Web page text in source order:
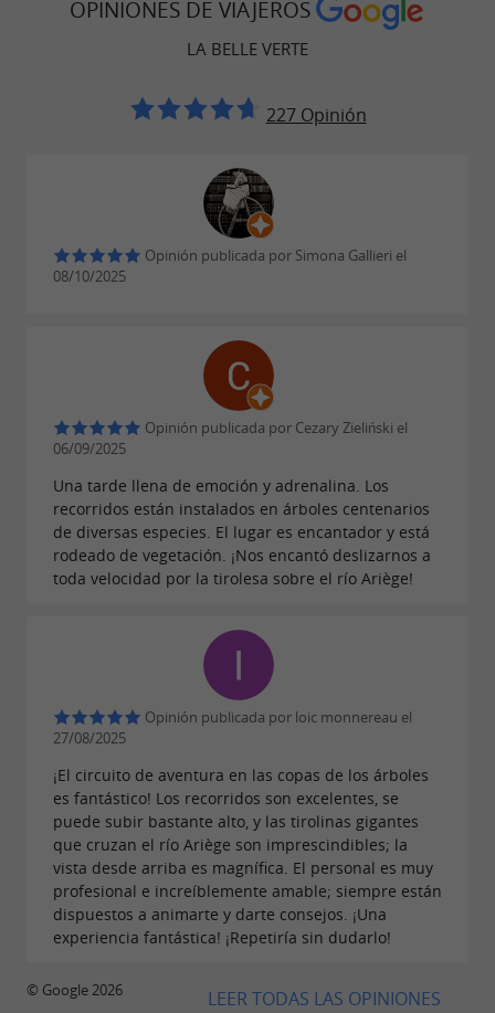
aventurarse con las ardillas.
En un parque con árboles centenarios, entre
magníficos árboles (secuoyas, pinos españoles,
plátanos gigantes… con vistas a los arroyos), el
verdes, azules, rojos y negros.
Las tirolinas gigantes de 100 metros te llevan
hasta lo alto del río. Camina de regreso a través
de un paisaje tropical hasta los talleres que se
encuentran junto a la cascada, en medio de una
exuberante vegetación.
19 € para mayores de 14 años / 16 € para
Paso elevado sobre el río
¡Sube a la plataforma más alta y lánzate a la
sobre el río a más de 30 metros de altura. Una
experiencia imperdible para los amantes de la
adrenalina.
Precios:22 € para mayores de 14 años / 19 € para
menores de 13 años.
OPINIONES DE VIAJEROS
LA BELLE VERTE
227 Opinión
Opinión publicada por Simona Gallieri el
08/10/2025
Opinión publicada por Cezary Zieliński el
06/09/2025
Una tarde llena de emoción y adrenalina. Los
recorridos están instalados en árboles centenarios
de diversas especies. El lugar es encantador y está
rodeado de vegetación. ¡Nos encantó deslizarnos a
toda velocidad por la tirolesa sobre el río Ariège!
Opinión publicada por loic monnereau el
27/08/2025
¡El circuito de aventura en las copas de los árboles
es fantástico! Los recorridos son excelentes, se
puede subir bastante alto, y las tirolinas gigantes
que cruzan el río Ariège son imprescindibles; la
vista desde arriba es magnífica. El personal es muy
profesional e increíblemente amable; siempre están
dispuestos a animarte y darte consejos. ¡Una
experiencia fantástica! ¡Repetiría sin dudarlo!
LEER TODAS LAS OPINIONES
© Google 2026